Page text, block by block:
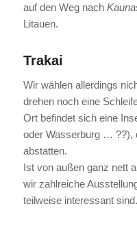
auf den Weg nach
Litauen.
Trakai
Wir wählen allerdings
drehen noch eine
Ort befindet sich eine
oder Wasserburg … ??),
abstatten.
Ist von außen ganz nett
wir zahlreiche
teilweise interessant sind.